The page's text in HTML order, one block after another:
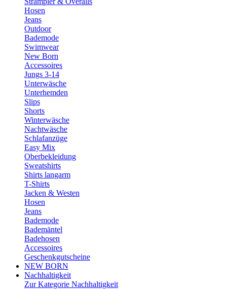
Hosen
Jeans
Outdoor
Bademode
Swimwear
New Born
Accessoires
Jungs 3-14
Unterwäsche
Unterhemden
Slips
Shorts
Winterwäsche
Nachtwäsche
Schlafanzüge
Easy Mix
Oberbekleidung
Sweatshirts
Shirts langarm
T-Shirts
Jacken & Westen
Hosen
Jeans
Bademode
Bademäntel
Badehosen
Accessoires
Geschenkgutscheine
NEW BORN
Nachhaltigkeit
Zur Kategorie Nachhaltigkeit